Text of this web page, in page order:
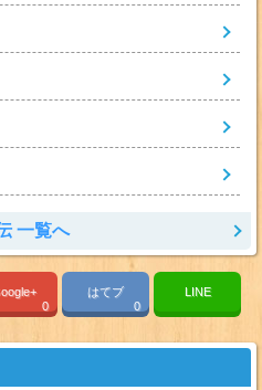
一覧へ
0
はてブ
0
LINE